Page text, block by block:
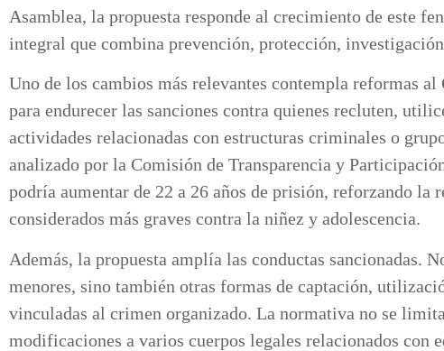
Asamblea, la propuesta responde al crecimiento de este
integral que combina prevención, protección,
Uno de los cambios más relevantes contempla reformas
para endurecer las sanciones contra quienes recluten,
actividades relacionadas con estructuras criminales o
analizado por la Comisión de Transparencia y
podría aumentar de 22 a 26 años de prisión, reforzando la
considerados más graves contra la niñez y adolescencia.
Además, la propuesta amplía las conductas sancionadas.
menores, sino también otras formas de captación,
vinculadas al crimen organizado. La normativa no se
modificaciones a varios cuerpos legales relacionados con